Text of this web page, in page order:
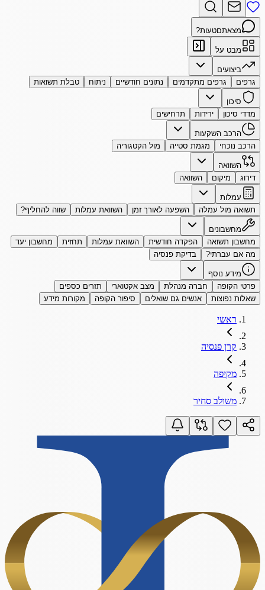
מצאתםטעות?
מבט על
ביצועים
גרפים
גרפים מתקדמים נתונים חודשיים ניתוח טבלת תשואות
סיכון
מדדי סיכון
ירידות תרחישים
הרכב השקעות
הרכב נוכחי
מגמת סטייה מול הקטגוריה
השוואה
דירוג
מיקום השוואה
עמלות
תשואה מול עמלה
השפעה לאורך זמן השוואת עמלות שווה להחליף?
מחשבונים
מחשבון תשואה
הפקדה חודשית השוואת עמלות תחזית
מחשבון יעד
מה אם עברתי?
בדיקת פנסיה
מידע נוסף
פרטי הקופה
חברה מנהלת מצב אקטוארי
תזרים כספים
שאלות נפוצות
אנשים גם שואלים סיפור הקופה מקורות מידע
ראשי
קרן פנסיה
מקיפה
משולב סחיר